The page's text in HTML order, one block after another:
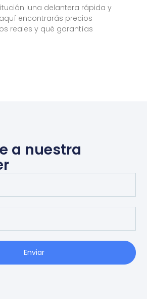
luna delantera rápida y
encontrarás precios
reales y qué garantías
a nuestra
Enviar